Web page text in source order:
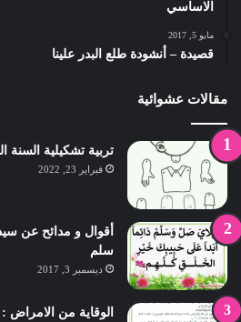
الاساسي
مايو 5, 2017
قصيدة – أنشودة طلع البدر علينا
مقالات عشوائية
تربية تشكيلية السنة
فبراير 23, 2022
أقوال و مدائح عن
سلم
ديسمبر 3, 2017
الوقاية من